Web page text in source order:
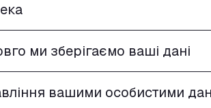
ми зберігаємо ваші дані
вашими особистими